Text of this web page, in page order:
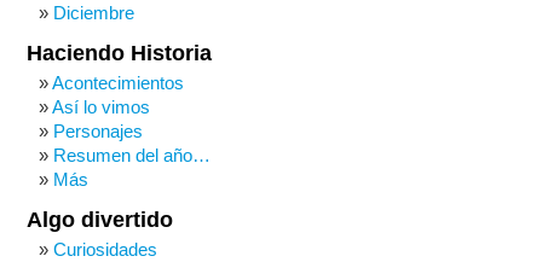
Diciembre
Haciendo Historia
Acontecimientos
Así lo vimos
Personajes
Resumen del año…
Más
Algo divertido
Curiosidades